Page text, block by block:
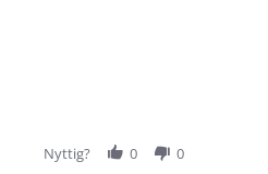
Nyttig? 0 0